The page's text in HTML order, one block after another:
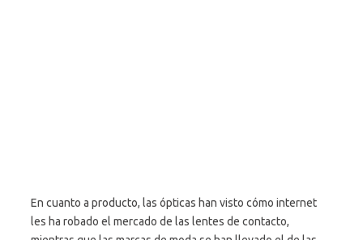
En cuanto a producto, las ópticas han visto cómo internet
les ha robado el mercado de las lentes de contacto,